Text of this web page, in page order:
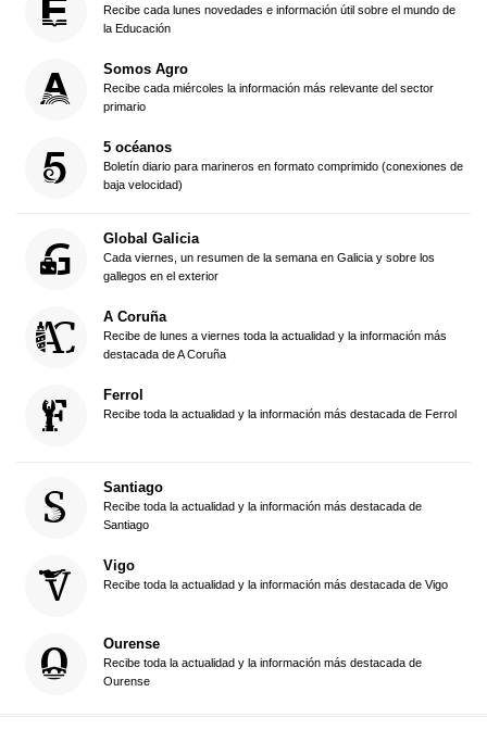
Recibe cada lunes novedades e información útil sobre el mundo de
la Educación
Somos Agro
Recibe cada miércoles la información más relevante del sector
primario
5 océanos
Boletín diario para marineros en formato comprimido (conexiones de
baja velocidad)
Global Galicia
Cada viernes, un resumen de la semana en Galicia y sobre los
gallegos en el exterior
A Coruña
Recibe de lunes a viernes toda la actualidad y la información más
destacada de A Coruña
Ferrol
Recibe toda la actualidad y la información más destacada de Ferrol
Santiago
Recibe toda la actualidad y la información más destacada de
Santiago
Vigo
Recibe toda la actualidad y la información más destacada de Vigo
Ourense
Recibe toda la actualidad y la información más destacada de
Ourense